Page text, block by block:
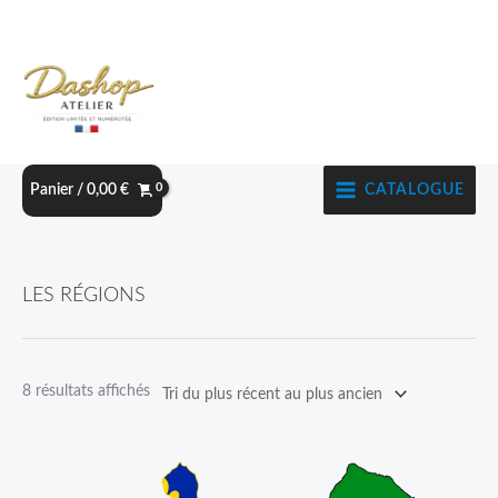
contenu
Panier /0,00€ CATALOGUE
LES RÉGIONS
8 résultats affichés